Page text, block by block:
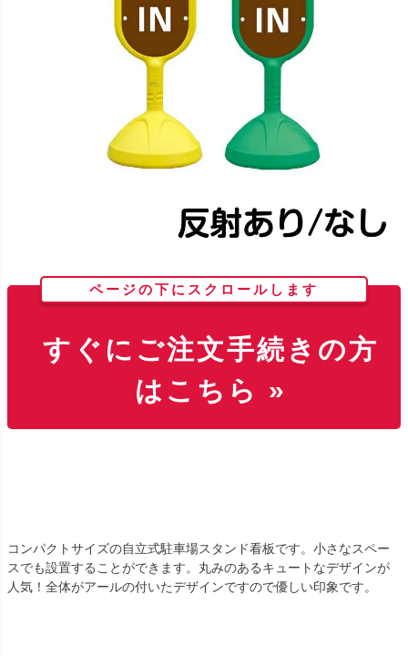
ページの下にスクロールします
すぐにご注文手続きの方
はこちら »
コンパクトサイズの自立式駐車場スタンド看板です。小さなスペー
スでも設置することができます。丸みのあるキュートなデザインが
人気！全体がアールの付いたデザインですので優しい印象です。